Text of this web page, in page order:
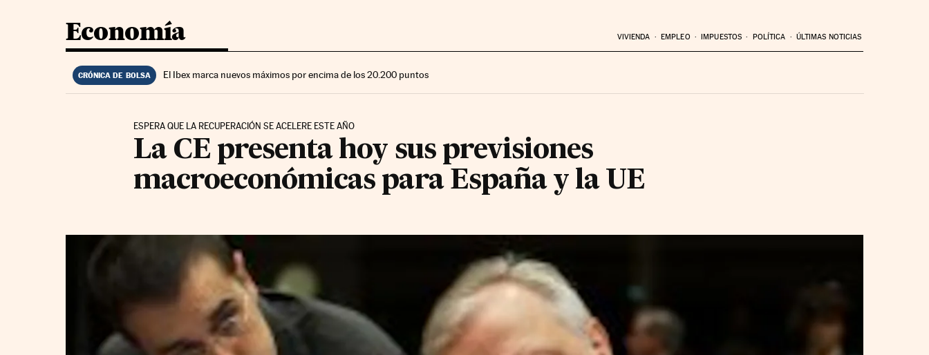
Economía VIVIENDA EMPLEO IMPUESTOS POLÍTICA ÚLTIMAS NOTICIAS
CRÓNICA DE BOLSA El Ibex marca nuevos máximos por encima de los 20.200 puntos
ESPERA QUE LA RECUPERACIÓN SE ACELERE ESTE AÑO
La CE presenta hoy sus previsiones
macroeconómicas para España y la UE